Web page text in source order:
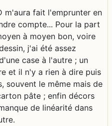
m'aura fait l'emprunter en
compte... Pour la part
à moyen bon, voire
j'ai été assez
case à l'autre ; un
et il n'y a rien à dire puis
souvent le même mais de
pâte ; enfin décors
de linéarité dans